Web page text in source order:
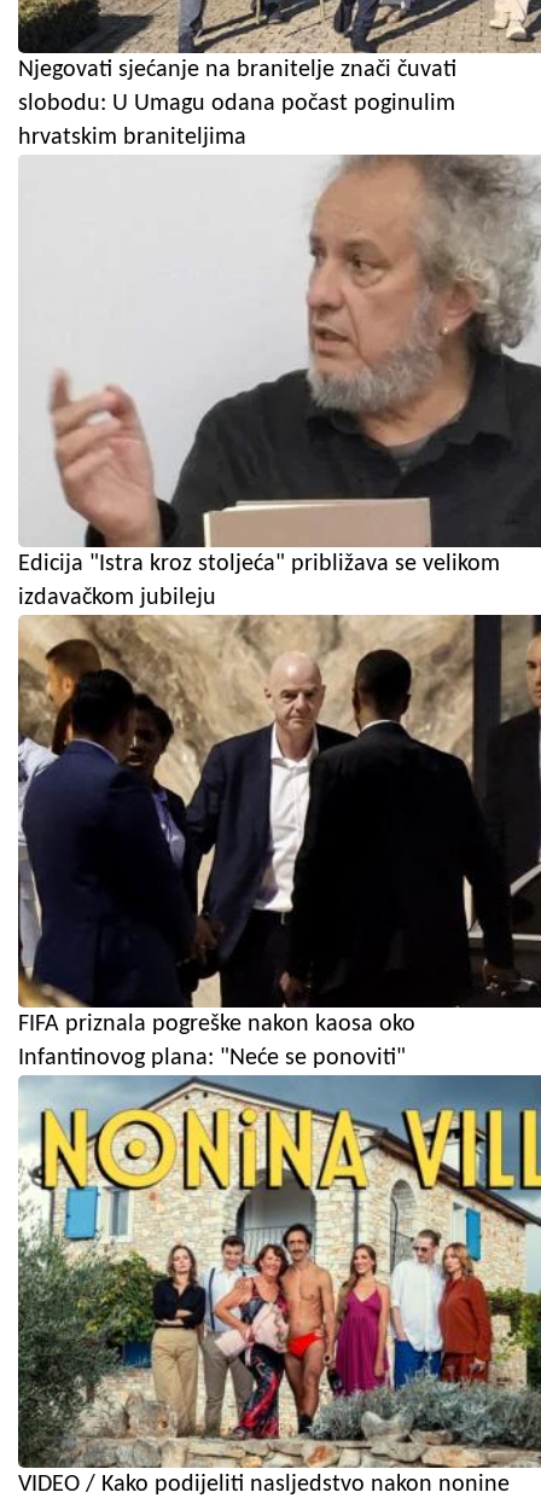
Njegovati sjećanje na branitelje znači čuvati
slobodu: U Umagu odana počast poginulim
hrvatskim braniteljima
Edicija "Istra kroz stoljeća" približava se velikom
izdavačkom jubileju
FIFA priznala pogreške nakon kaosa oko
Infantinovog plana: "Neće se ponoviti"
VIDEO / Kako podijeliti nasljedstvo nakon nonine